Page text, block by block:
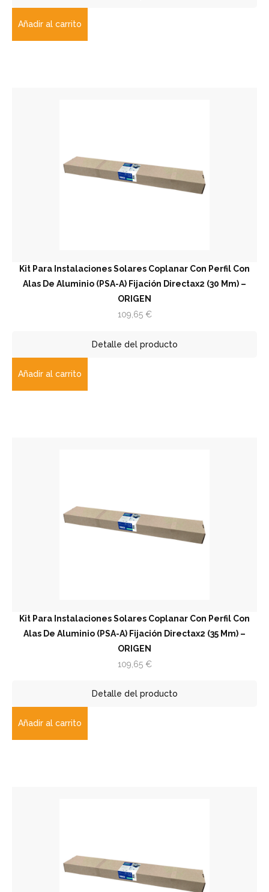
Añadir al carrito
Kit Para Instalaciones Solares Coplanar Con Perfil Con
Alas De Aluminio (PSA-A) Fijación Directax2 (30 Mm) –
ORIGEN
109,65 €
Detalle del producto
Añadir al carrito
Kit Para Instalaciones Solares Coplanar Con Perfil Con
Alas De Aluminio (PSA-A) Fijación Directax2 (35 Mm) –
ORIGEN
109,65 €
Detalle del producto
Añadir al carrito